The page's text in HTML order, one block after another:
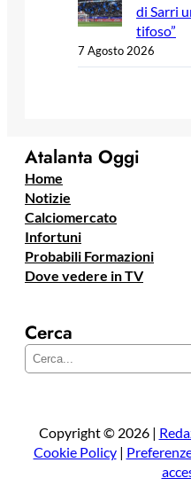
di Sarri
tifoso”
7 Agosto 2026
Atalanta Oggi
Home
Notizie
Calciomercato
Infortuni
Probabili Formazioni
Dove vedere in TV
Cerca
Copyright © 2026 |
Cookie Policy|